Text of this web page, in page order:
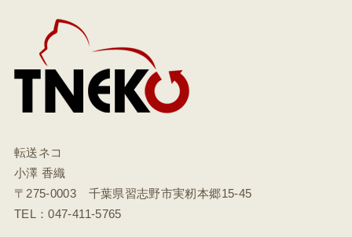
転送ネコ
小澤 香織
〒275-0003 千葉県習志野市実籾本郷15-45
TEL：047-411-5765